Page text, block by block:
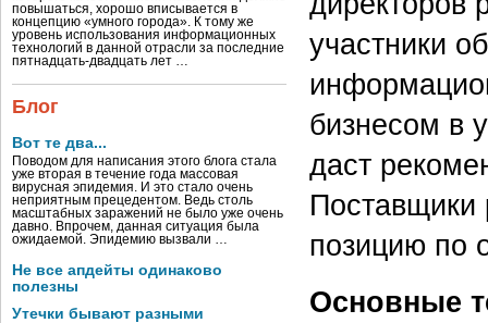
повышаться, хорошо вписывается в
концепцию «умного города». К тому же
уровень использования информационных
технологий в данной отрасли за последние
пятнадцать-двадцать лет …
Блог
Вот те два...
Поводом для написания этого блога стала
уже вторая в течение года массовая
вирусная эпидемия. И это стало очень
неприятным прецедентом. Ведь столь
масштабных заражений не было уже очень
давно. Впрочем, данная ситуация была
ожидаемой. Эпидемию вызвали …
Не все апдейты одинаково
полезны
Утечки бывают разными
участники
бизнесом в
даст
Поставщики
позицию по
Основные